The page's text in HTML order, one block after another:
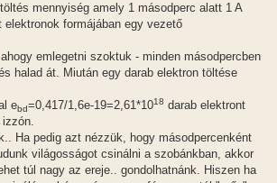
mennyiség amely 1 másodperc alatt 1 A
formájában egy vezető
emlegetni szoktuk - minden másodpercben
halad át. Miután egy darab elektron töltése
ebd=0,417/1,6e-19=2,61*1018 darab elektront
izzón.
Ha pedig azt nézzük, hogy másodpercenként
világosságot csinálni a szobánkban, akkor
túl nagy az ereje.. gondolhatnánk. Hiszen ha